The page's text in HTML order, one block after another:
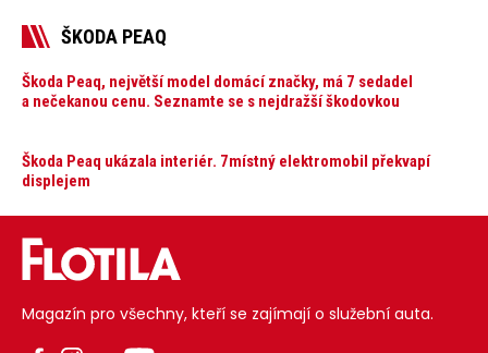
ŠKODA PEAQ
Škoda Peaq, největší model domácí značky, má 7 sedadel
a nečekanou cenu. Seznamte se s nejdražší škodovkou
Škoda Peaq ukázala interiér. 7místný elektromobil překvapí
displejem
Magazín pro všechny, kteří se zajímají o služební auta.